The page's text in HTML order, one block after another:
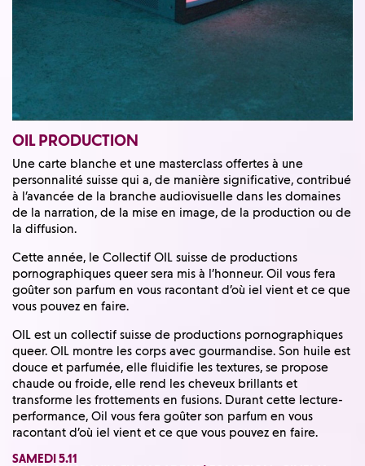
OIL PRODUCTION
Une carte blanche et une masterclass offertes à une
personnalité suisse qui a, de manière significative, contribué
à l’avancée de la branche audiovisuelle dans les domaines
de la narration, de la mise en image, de la production ou de
la diffusion.
Cette année, le Collectif OIL suisse de productions
pornographiques queer sera mis à l’honneur. Oil vous fera
goûter son parfum en vous racontant d’où iel vient et ce que
vous pouvez en faire.
OIL est un collectif suisse de productions pornographiques
queer. OIL montre les corps avec gourmandise. Son huile est
douce et parfumée, elle fluidifie les textures, se propose
chaude ou froide, elle rend les cheveux brillants et
transforme les frottements en fusions. Durant cette lecture-
performance, Oil vous fera goûter son parfum en vous
racontant d’où iel vient et ce que vous pouvez en faire.
SAMEDI 5.11